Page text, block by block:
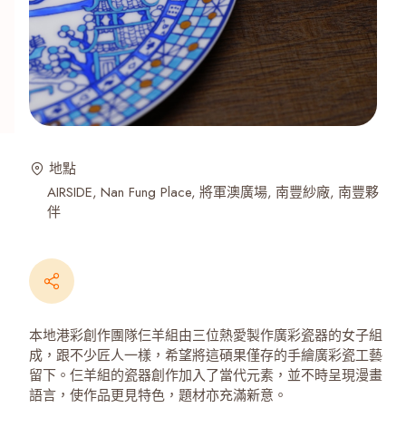
地點
AIRSIDE Nan Fung Place 將軍澳廣場 南豐紗廠 南豐夥
伴
本地港彩創作團隊仨羊組由三位熱愛製作廣彩瓷器的女子組
成，跟不少匠人一樣，希望將這碩果僅存的手繪廣彩瓷工藝
留下。仨羊組的瓷器創作加入了當代元素，並不時呈現漫畫
語言，使作品更見特色，題材亦充滿新意。